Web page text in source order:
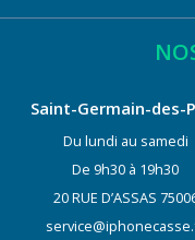
Saint-Germain-des-
Du lundi au samedi
De 9h30 à 19h30
20 RUE D’ASSAS